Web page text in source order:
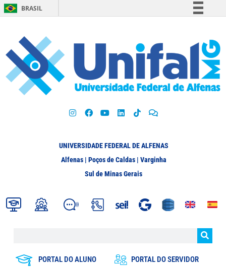
BRASIL
Participe
Acesso à informação
Legislação
UNIVERSIDADE FEDERAL DE ALFENAS
Alfenas | Poços de Caldas | Varginha
Sul de Minas Gerais
PORTAL DO ALUNO PORTAL DO SERVIDOR